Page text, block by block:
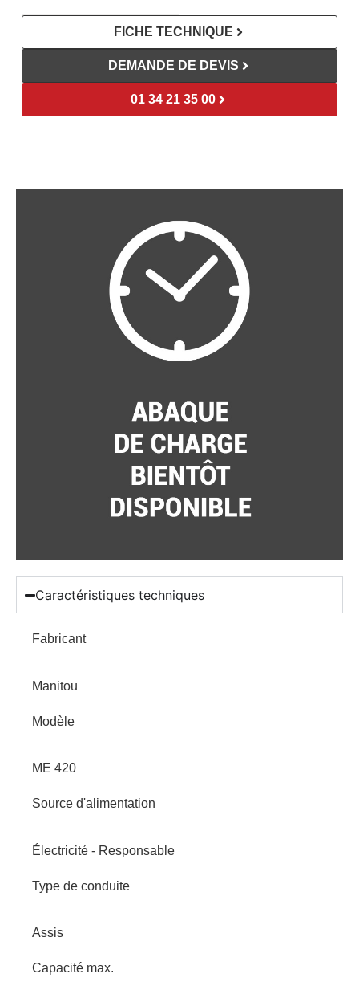
FICHE TECHNIQUE
DEMANDE DE DEVIS
01 34 21 35 00
Caractéristiques techniques
Fabricant
Manitou
Modèle
ME 420
Source d'alimentation
Électricité - Responsable
Type de conduite
Assis
Capacité max.